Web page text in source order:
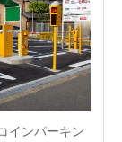
インパーキン